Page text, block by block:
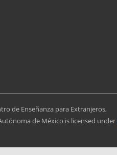
de Enseñanza para Extranjeros,
de México is licensed under